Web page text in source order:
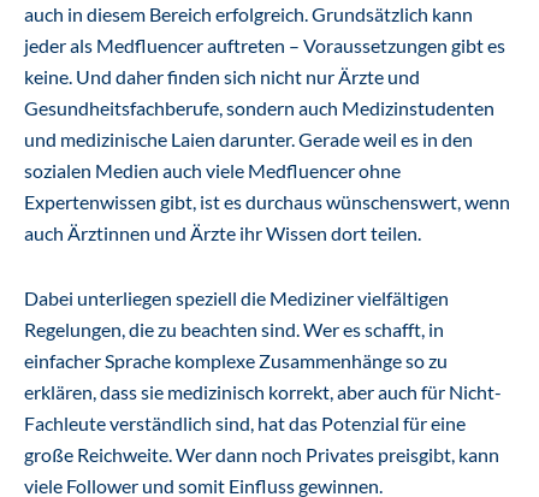
auch in diesem Bereich erfolgreich. Grundsätzlich kann
jeder als Medfluencer auftreten – Voraussetzungen gibt es
keine. Und daher finden sich nicht nur Ärzte und
Gesundheitsfachberufe, sondern auch Medizinstudenten
und medizinische Laien darunter. Gerade weil es in den
sozialen Medien auch viele Medfluencer ohne
Expertenwissen gibt, ist es durchaus wünschenswert, wenn
auch Ärztinnen und Ärzte ihr Wissen dort teilen.
Dabei unterliegen speziell die Mediziner vielfältigen
Regelungen, die zu beachten sind. Wer es schafft, in
einfacher Sprache komplexe Zusammenhänge so zu
erklären, dass sie medizinisch korrekt, aber auch für Nicht-
Fachleute verständlich sind, hat das Potenzial für eine
große Reichweite. Wer dann noch Privates preisgibt, kann
viele Follower und somit Einfluss gewinnen.